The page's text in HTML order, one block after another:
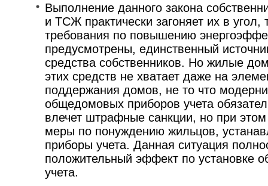
Выполнение данного закона
и ТСЖ практически загоняет их в угол,
требования по повышению
предусмотрены, единственный
средства собственников. Но жилые
этих средств не хватает даже на
поддержания домов, не то что
общедомовых приборов учета
влечет штрафные санкции, но при
меры по понуждению жильцов,
приборы учета. Данная ситуация
положительный эффект по установке
учета.